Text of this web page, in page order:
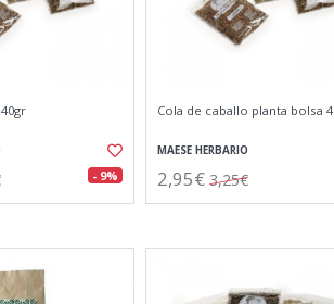
- 9%
Cola de caballo planta bolsa
MAESE HERBARIO
2,95€ 3,25€